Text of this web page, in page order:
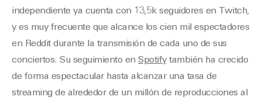
independiente ya cuenta con 13,5k seguidores en Twitch,
y es muy frecuente que alcance los cien mil espectadores
en Reddit durante la transmisión de cada uno de sus
conciertos. Su seguimiento en Spotifytambién ha crecido
de forma espectacular hasta alcanzar una tasa de
streaming de alrededor de un millón de reproducciones al